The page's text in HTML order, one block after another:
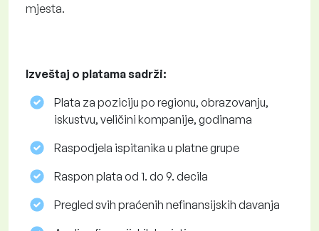
mjesta.
Izveštaj o platama sadrži:
Plata za poziciju po regionu, obrazovanju,
iskustvu, veličini kompanije, godinama
Raspodjela ispitanika u platne grupe
Raspon plata od 1. do 9. decila
Pregled svih praćenih nefinansijskih davanja